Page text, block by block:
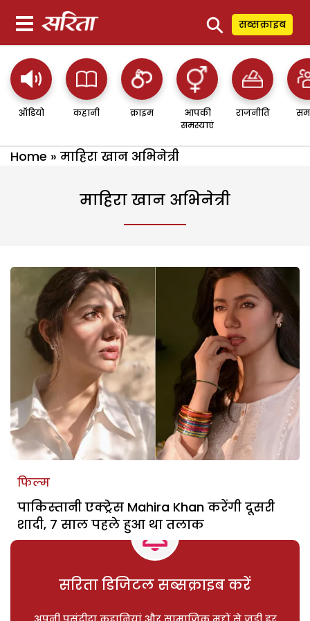
⚲ सब्सक्राइब
ऑडियो कहानी क्राइम
आपकी
समस्याएं
राजनीति
Home » माहिरा खान अभिनेत्री
माहिरा खान अभिनेत्री
फिल्म
पाकिस्तानी एक्ट्रेस Mahira Khan करेंगी दूसरी
शादी, 7 साल पहले हुआ था तलाक
सरिता डिजिटल सब्सक्राइब करें